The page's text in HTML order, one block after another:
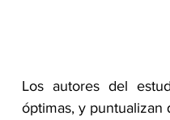
Los autores del
óptimas, y puntualizan